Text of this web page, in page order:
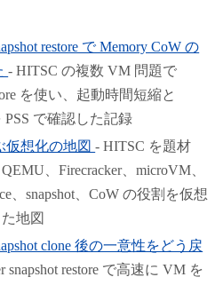
restore で Memory CoW の
- HITSC の複数 VM 問題で
を使い、起動時間短縮と
PSS で確認した記録
仮想化の地図- HITSC を題材
、Firecracker、microVM、
、snapshot、CoW の役割を仮想
地図
clone 後の一意性をどう戻
snapshot restore で高速に VM を